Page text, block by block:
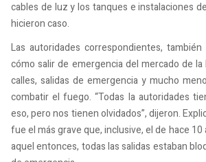
cables de luz y los tanques e instalaciones
hicieron caso.
Las autoridades correspondientes,
cómo salir de emergencia del mercado de
calles, salidas de emergencia y mucho
combatir el fuego. “Todas la autoridades
eso, pero nos tienen olvidados”, dijeron.
fue el más grave que, inclusive, el de hace 10
aquel entonces, todas las salidas estaban